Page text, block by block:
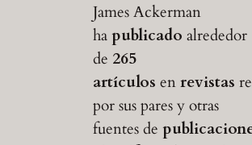
James Ackerman
hapublicado alrededor
de 265
artículos enrevistas
por sus pares y otras
fuentes de